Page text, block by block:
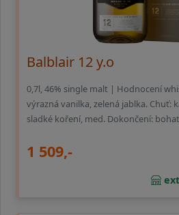
Balblair 12 y.o
0,7l, 46% single malt | Hodnocení
výrazná vanilka, zelená jablka. Chuť:
sladké koření, med. Dokončení:
1 509,-